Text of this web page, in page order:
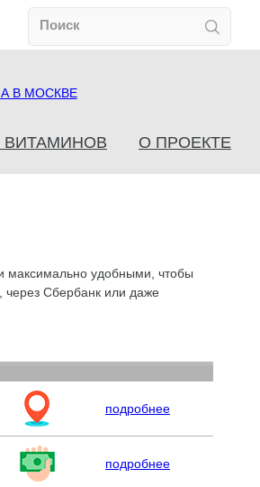
В МОСКВЕ
ВИТАМИНОВ О ПРОЕКТЕ
максимально удобными, чтобы
через Сбербанк или даже
подробнее
подробнее